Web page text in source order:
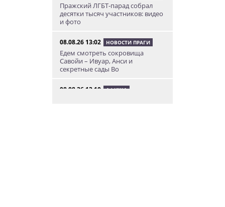
Пражский ЛГБТ-парад собрал
десятки тысяч участников: видео
и фото
08.08.26 13:02 НОВОСТИ ПРАГИ
Едем смотреть сокровища
Савойи – Ивуар, Анси и
секретные сады Во
08.08.26 12:10 АФИША